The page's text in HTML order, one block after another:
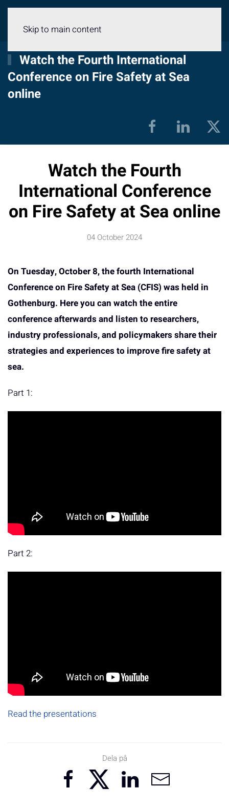
Skip to main content
Watch the Fourth International
Conference on Fire Safety at Sea
online
Watch the Fourth
International Conference
on Fire Safety at Sea online
04 October 2024
On Tuesday, October 8, the fourth International
Conference on Fire Safety at Sea (CFIS) was held in
Gothenburg. Here you can watch the entire
conference afterwards and listen to researchers,
industry professionals, and policymakers share their
strategies and experiences to improve fire safety at
sea.
Part 1:
Part 2:
Read the presentations
Dela på